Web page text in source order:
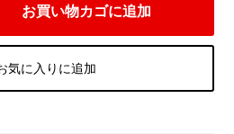
お買い物カゴに追加
気に入りに追加